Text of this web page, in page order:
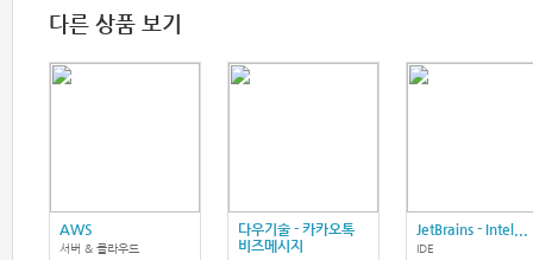
다른 상품 보기
AWS
서버 & 클라우드
다우기술 - 카카오톡
비즈메시지
JetBrains - Intel...
IDE